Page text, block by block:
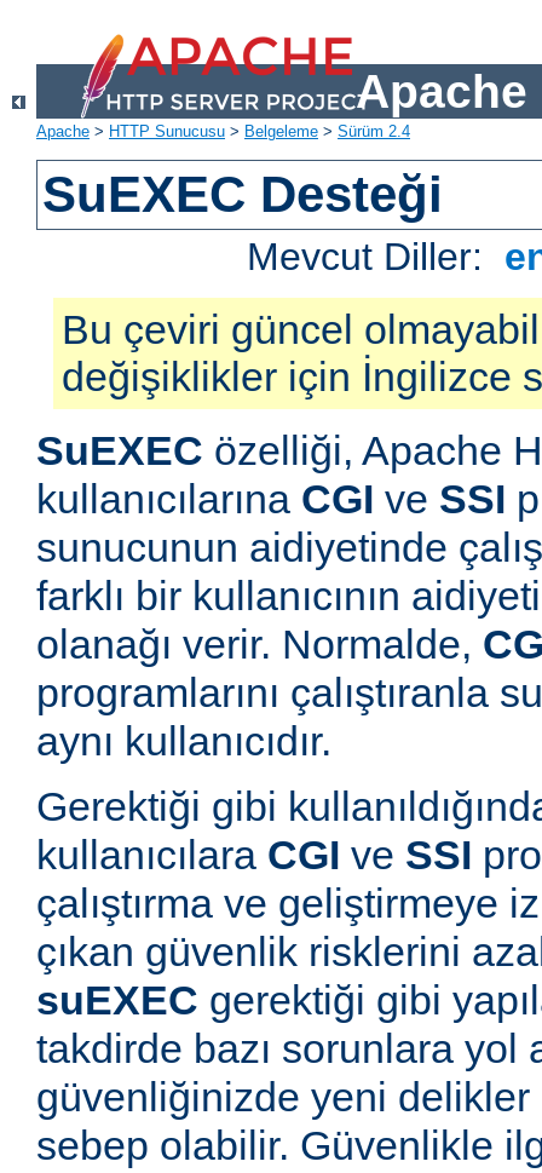
Apache
Apache > HTTP Sunucusu > Belgeleme > Sürüm 2.4
SuEXEC Desteği
Mevcut Diller:
Bu çeviri güncel
değişiklikler için İngilizce
SuEXEC özelliği, Apache
kullanıcılarına CGI ve SSI
sunucunun aidiyetinde
farklı bir kullanıcının
olanağı verir. Normalde,
programlarını çalıştıranla
aynı kullanıcıdır.
Gerektiği gibi
kullanıcılara CGI ve SSI
çalıştırma ve geliştirmeye
çıkan güvenlik risklerini
suEXEC gerektiği gibi
takdirde bazı sorunlara yol
güvenliğinizde yeni delikler
sebep olabilir. Güvenlikle